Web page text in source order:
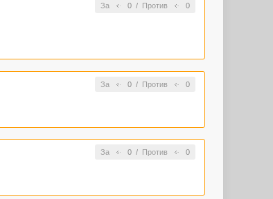
За 0/ Против 0
За 0/ Против 0
За 0/ Против 0